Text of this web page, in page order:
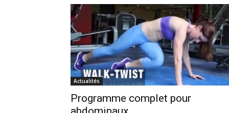
Nutrition
Actualités
Programme complet pour